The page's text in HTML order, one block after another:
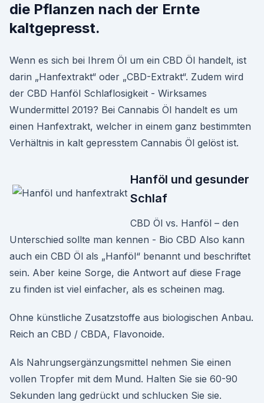
die Pflanzen nach der Ernte
kaltgepresst.
Wenn es sich bei Ihrem Öl um ein CBD Öl handelt, ist
darin „Hanfextrakt“ oder „CBD-Extrakt“. Zudem wird
der CBD Hanföl Schlaflosigkeit - Wirksames
Wundermittel 2019? Bei Cannabis Öl handelt es um
einen Hanfextrakt, welcher in einem ganz bestimmten
Verhältnis in kalt gepresstem Cannabis Öl gelöst ist.
Hanföl und gesunder
Schlaf
CBD Öl vs. Hanföl – den
Unterschied sollte man kennen - Bio CBD Also kann
auch ein CBD Öl als „Hanföl“ benannt und beschriftet
sein. Aber keine Sorge, die Antwort auf diese Frage
zu finden ist viel einfacher, als es scheinen mag.
Ohne künstliche Zusatzstoffe aus biologischen Anbau.
Reich an CBD / CBDA, Flavonoide.
Als Nahrungsergänzungsmittel nehmen Sie einen
vollen Tropfer mit dem Mund. Halten Sie sie 60-90
Sekunden lang gedrückt und schlucken Sie sie.